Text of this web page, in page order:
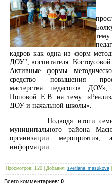
кадров как одна из форм
ДОУ", воспитателя
Активные формы
средство повышения
мастерства педагогов
Поповой Е.В. на тему:
ДОУ и начальной школы».
Подводя итоги
муниципального района
организации мероприятия,
информации.
Просмотров: 120 Добавил: svetlana_masukova
Всего комментариев: 0